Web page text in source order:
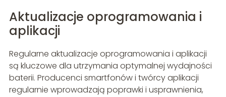
Aktualizacje oprogramowania i
aplikacji
Regularne aktualizacje oprogramowania i aplikacji
są kluczowe dla utrzymania optymalnej wydajności
baterii. Producenci smartfonów i twórcy aplikacji
regularnie wprowadzają poprawki i usprawnienia,